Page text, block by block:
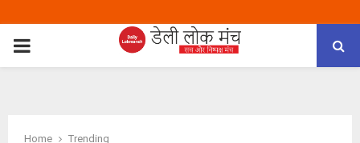
PRIMARY
Home
Trending